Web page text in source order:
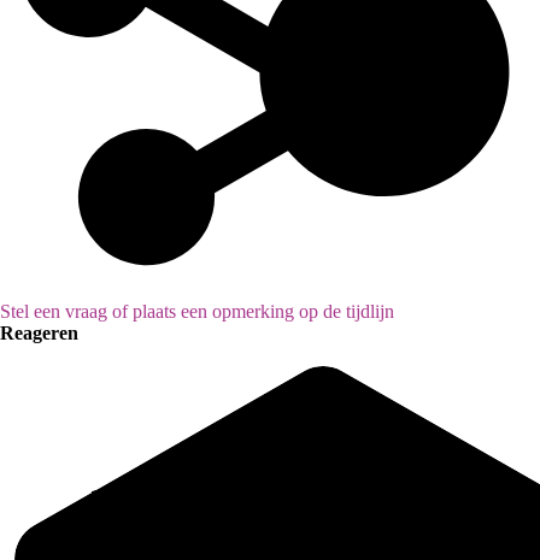
Stel een vraag of plaats een opmerking op de tijdlijn
Reageren